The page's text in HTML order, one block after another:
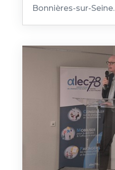
Bonnières-sur-Seine.